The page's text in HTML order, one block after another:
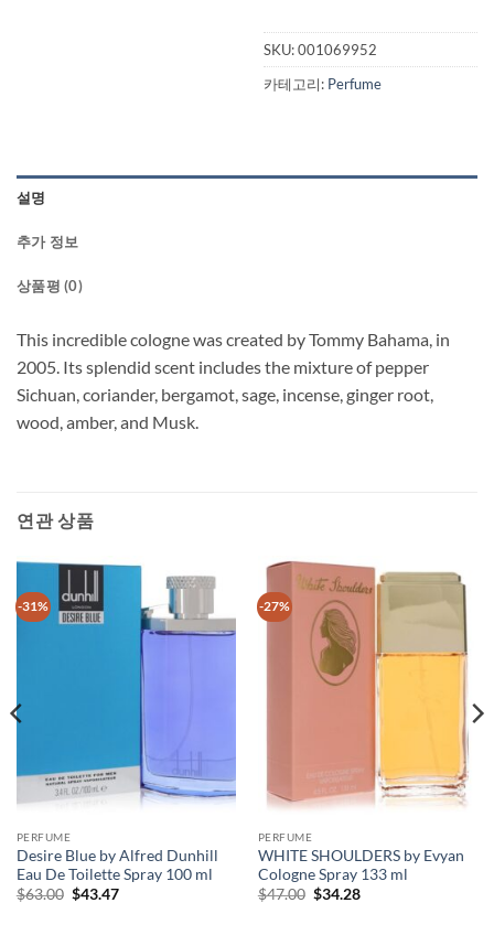
SKU:001069952
카테고리: Perfume
설명
추가 정보
상품평 (0)
This incredible cologne was created by Tommy Bahama, in
2005. Its splendid scent includes the mixture of pepper
Sichuan, coriander, bergamot, sage, incense, ginger root,
wood, amber, and Musk.
연관 상품
-31%
PERFUME
Desire Blue by Alfred Dunhill
Eau De Toilette Spray 100 ml
$63.00 원
$43.47현
-27%
PERFUME
WHITE SHOULDERS by Evyan
Cologne Spray 133 ml
$47.00 원
$34.28현